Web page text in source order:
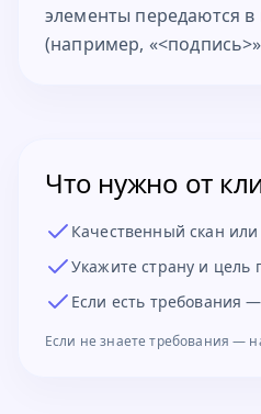
элементы передаются в
(например,
Что нужно от
Качественный скан
Укажите страну и цель
Если есть требования
Если не знаете требования —